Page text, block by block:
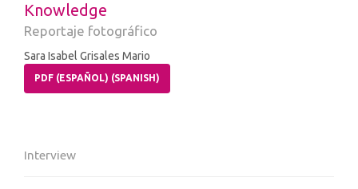
Knowledge
Reportaje fotográfico
Sara Isabel Grisales Mario
PDF (ESPAÑOL) (SPANISH)
Interview